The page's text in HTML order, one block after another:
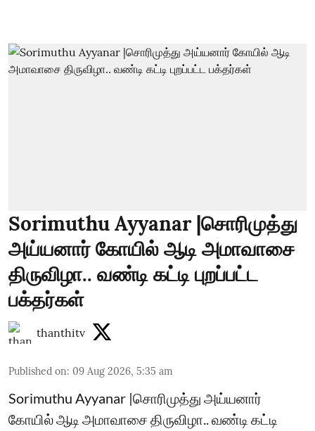
Sorimuthu Ayyanar |சொரிமுத்து
அய்யனார் கோயில் ஆடி அமாவாசை
திருவிழா.. வண்டி கட்டி புறப்பட்ட
பக்தர்கள்
thanthitv
Published on: 09 Aug 2026, 5:35 am
Sorimuthu Ayyanar |சொரிமுத்து அய்யனார்
கோயில் ஆடி அமாவாசை திருவிழா.. வண்டி கட்டி